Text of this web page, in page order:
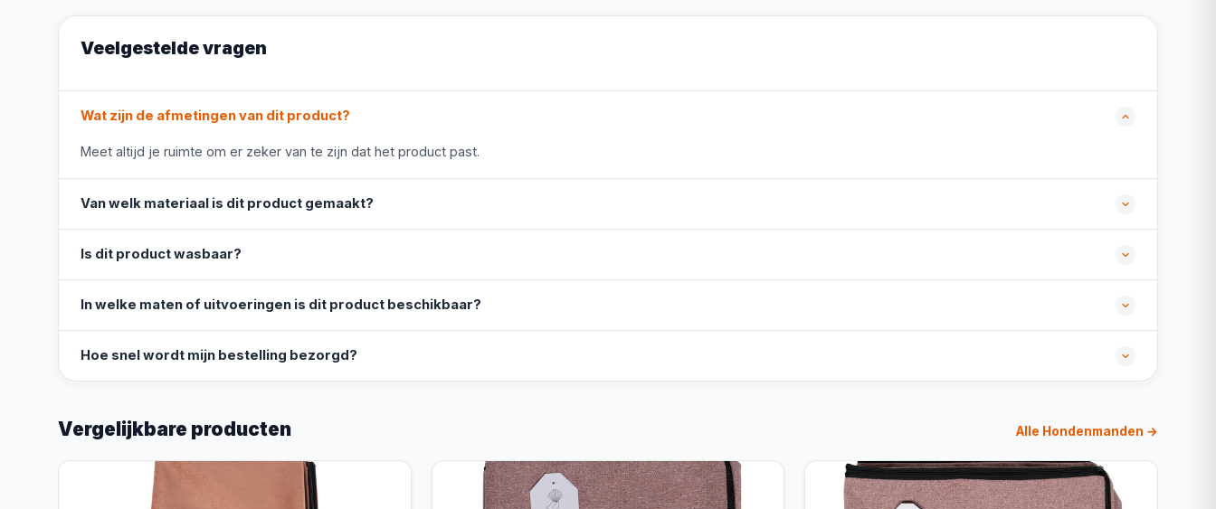
Veelgestelde vragen
Wat zijn de afmetingen van dit product?
Meet altijd je ruimte om er zeker van te zijn dat het product past.
Van welk materiaal is dit product gemaakt?
Is dit product wasbaar?
In welke maten of uitvoeringen is dit product beschikbaar?
Hoe snel wordt mijn bestelling bezorgd?
Vergelijkbare producten Alle Hondenmanden →